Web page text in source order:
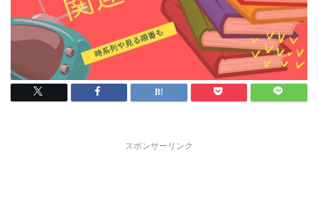
スポンサーリンク